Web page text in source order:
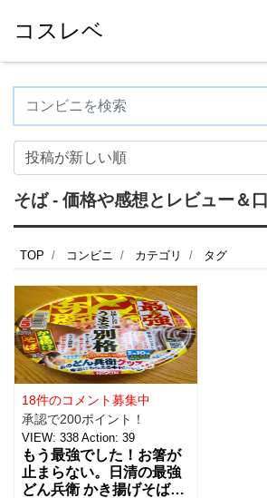
コスレベ
そば - 価格や感想とレビュー＆
TOP コンビニ カテゴリ タグ
18件のコメント募集中
承認で200ポイント！
VIEW: 338 Action: 39
もう最強でした！お箸が
止まらない。日清の最強
どん兵衛 かき揚げそば、